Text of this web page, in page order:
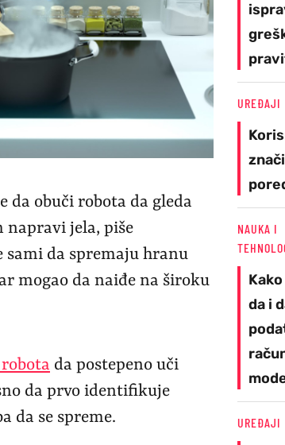
obuči robota da gleda
napravi jela, piše
da spremaju hranu
mogao da naiđe na široku
da postepeno uči
da prvo identifikuje
da se spreme.
UREĐAJI
NAUKA I
da i
UREĐAJI